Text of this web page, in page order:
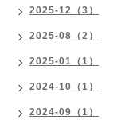
2025-12（3）
2025-08（2）
2025-01（1）
2024-10（1）
2024-09（1）